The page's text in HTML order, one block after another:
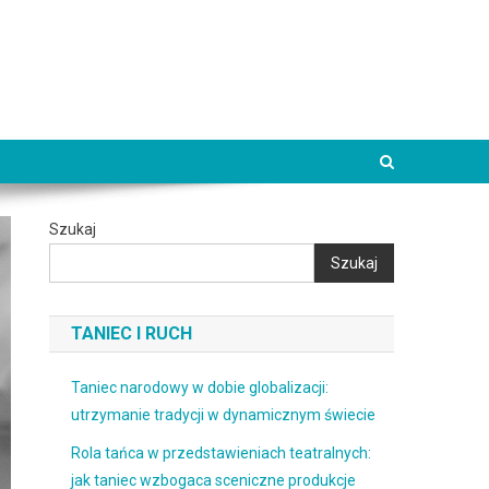
Szukaj
Szukaj
TANIEC I RUCH
Taniec narodowy w dobie globalizacji:
utrzymanie tradycji w dynamicznym świecie
Rola tańca w przedstawieniach teatralnych:
jak taniec wzbogaca sceniczne produkcje